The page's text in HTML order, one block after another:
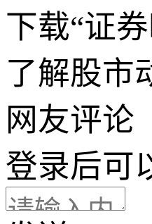
下载“证
了解股市
网友评论
登录后可